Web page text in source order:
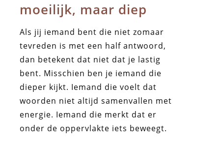
moeilijk, maar diep
Als jij iemand bent die niet zomaar
tevreden is met een half antwoord,
dan betekent dat niet dat je lastig
bent. Misschien ben je iemand die
dieper kijkt. Iemand die voelt dat
woorden niet altijd samenvallen met
energie. Iemand die merkt dat er
onder de oppervlakte iets beweegt.